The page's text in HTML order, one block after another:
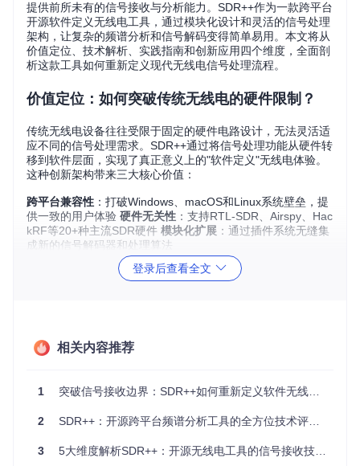
提供前所未有的信号接收与分析能力。SDR++作为一款跨平台
开源软件定义无线电工具，通过模块化设计和灵活的信号处理
架构，让复杂的频谱分析和信号解码变得简单易用。本文将从
价值定位、技术解析、实践指南和创新应用四个维度，全面剖
析这款工具如何重新定义现代无线电信号处理流程。
价值定位：如何突破传统无线电的硬件限制？
传统无线电设备往往受限于固定的硬件电路设计，无法灵活适
应不同的信号处理需求。SDR++通过将信号处理功能从硬件转
移到软件层面，实现了真正意义上的"软件定义"无线电体验。
这种创新架构带来三大核心价值：
跨平台兼容性 ：打破Windows、macOS和Linux系统壁垒，提
供一致的用户体验 硬件无关性 ：支持RTL-SDR、Airspy、Hac
kRF等20+种主流SDR硬件 模块化扩展 ：通过插件系统无缝集
成新的信号解码器和处理算法
核心技术参数对比
频率
取决于硬件（通常1
处理
全软件可配置
固定
部分可配置
登录后查看全文
相关内容推荐
1 突破信号接收边界：SDR++如何重新定义软件无线电技术
2 SDR++：开源跨平台频谱分析工具的全方位技术评测与应用指南
3 5大维度解析SDR++：开源无线电工具的信号接收技术与实践指南